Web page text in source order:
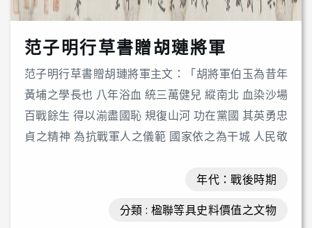
范子明行草書贈胡璉將軍
范子明行草書贈胡璉將軍主文：「胡將軍伯玉為昔年
黃埔之學長也 八年浴血 統三萬健兒 縱南北 血染沙場
百戰餘生 得以湔盡國恥 規復山河 功在黨國 其英勇忠
貞之精神 為抗戰軍人之儀範 國家依之為干城 人民敬
年代：戰後時期
分類 : 楹聯等具史料價值之文物